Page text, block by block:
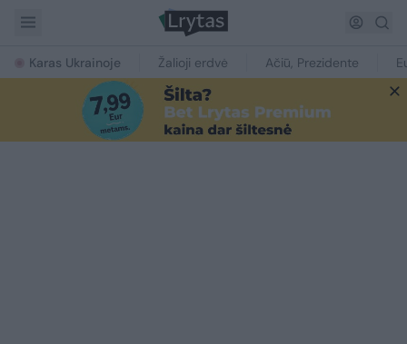
Karas Ukrainoje Žalioji erdvė Ačiū, Prezidente